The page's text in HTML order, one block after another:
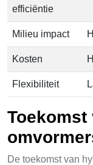
efficiëntie
Milieu impact
Kosten
Flexibiliteit
De toekomst van